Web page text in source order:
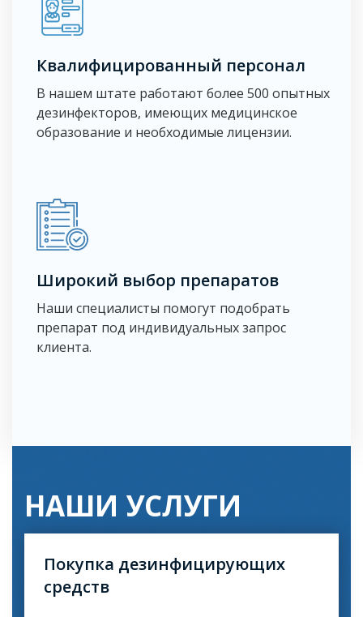
Квалифицированный персонал
В нашем штате работают более 500 опытных
дезинфекторов, имеющих медицинское
образование и необходимые лицензии.
Широкий выбор препаратов
Наши специалисты помогут подобрать
препарат под индивидуальных запрос
клиента.
НАШИ УСЛУГИ
Покупка дезинфицирующих
средств
Хотите самостоятельно уничтожить
вредоносных насекомых или грызунов? У нас Вы
можете приобрести современные препараты